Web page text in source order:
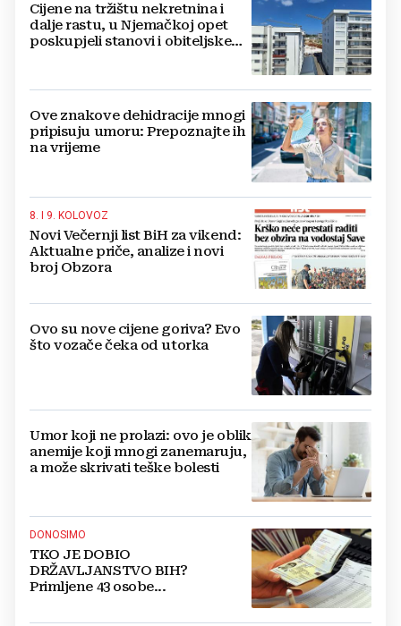
Cijene na tržištu nekretnina i
dalje rastu, u Njemačkoj opet
poskupjeli stanovi i obiteljske
Ove znakove dehidracije mnogi
pripisuju umoru: Prepoznajte ih
na vrijeme
8. I 9. KOLOVOZ
Novi Večernji list BiH za vikend:
Aktualne priče, analize i novi
broj Obzora
Ovo su nove cijene goriva? Evo
što vozače čeka od utorka
Umor koji ne prolazi: ovo je oblik
anemije koji mnogi zanemaruju,
a može skrivati teške bolesti
DONOSIMO
TKO JE DOBIO
DRŽAVLJANSTVO BIH?
Primljene 43 osobe...